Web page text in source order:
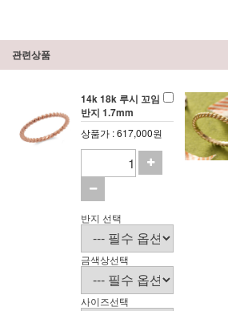
관련상품
14k 18k 루시 꼬임
반지 1.7mm
상품가 : 617,000원
반지 선택
금색상선택
사이즈선택